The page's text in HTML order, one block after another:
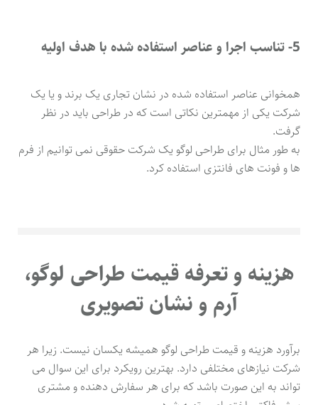
5- تناسب اجرا و عناصر استفاده شده با هدف اولیه
همخوانی عناصر استفاده شده در نشان تجاری یک برند و یا یک
شرکت یکی از مهمترین نکاتی است که در طراحی باید در نظر
گرفت.
به طور مثال برای طراحی لوگو یک شرکت حقوقی نمی توانیم از فرم
ها و فونت های فانتزی استفاده کرد.
هزینه و تعرفه قیمت طراحی لوگو،
آرم و نشان تصویری
برآورد هزینه و قیمت طراحی لوگو همیشه یکسان نیست. زیرا هر
شرکت نیازهای مختلفی دارد. بهترین رویکرد برای این سوال می
تواند به این صورت باشد که برای هر سفارش دهنده و مشتری